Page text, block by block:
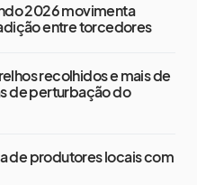
2026 movimenta
entre torcedores
recolhidos e mais de
de perturbação do
de produtores locais com